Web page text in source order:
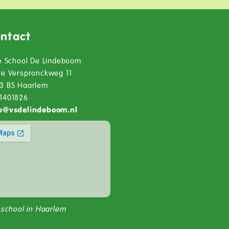
School De Lindeboom
Verspronckweg 11
BS Haarlem
@vsdelindeboom.nl
in Haarlem